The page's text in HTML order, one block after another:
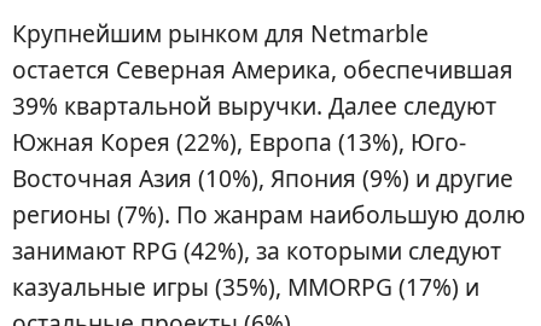
Крупнейшим рынком для Netmarble
остается Северная Америка, обеспечившая
39% квартальной выручки. Далее следуют
Южная Корея (22%), Европа (13%), Юго-
Восточная Азия (10%), Япония (9%) и другие
регионы (7%). По жанрам наибольшую долю
занимают RPG (42%), за которыми следуют
казуальные игры (35%), MMORPG (17%) и